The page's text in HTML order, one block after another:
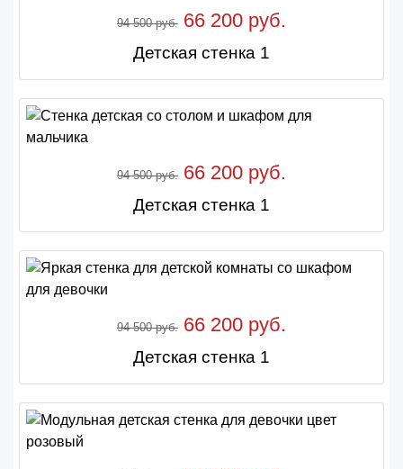
94 500 руб. 66 200 руб.
Детская стенка 1
94 500 руб. 66 200 руб.
Детская стенка 1
94 500 руб. 66 200 руб.
Детская стенка 1